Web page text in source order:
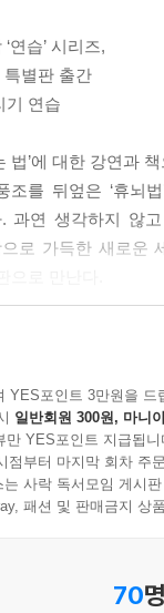
우리가 말하는 분
드는 것도, 긴장하
리가 된다.
는 에너지들]
물 떨어지는 소리
느낄 수 있게 된다.
동태]
안에, 성격은 점점
때 우리가 응시하는
이 ‘화가 치민다’를
로 묶어버리자]
연습’ 시리즈,
특별판 출간
기 연습
법’에 대한 강연
조를 뒤엎은 ‘휴뇌
과연 생각하지 않
로 가득한 새로운
좋기만 한 것일까?
문에 야근을 해야
기로 딴 생각이
리 빨리 끝내고
거야? 원래 이 일
너무 폭탄주를 좋
YES포인트 3만원을 드
일반회원 300원, 마니
만 YES포인트 지급됩니
점부터 마지막 회차 주
사락 독서모임 게시
패션 및 판매금지 상
70